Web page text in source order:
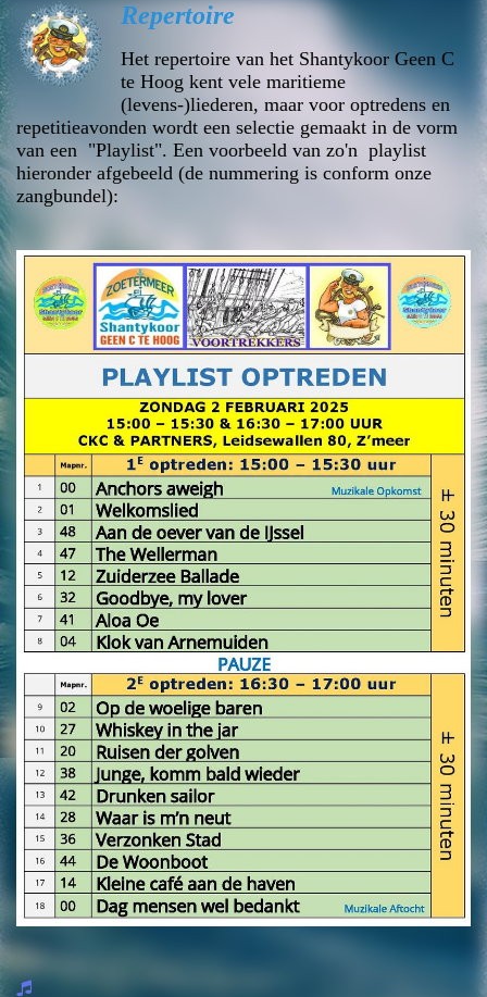
Repertoire
Het repertoire van het Shantykoor Geen C
te Hoog kent vele maritieme
(levens-)liederen, maar voor optredens en
repetitieavonden wordt een selectie gemaakt in de vorm
van een "Playlist". Een voorbeeld van zo'n playlist
hieronder afgebeeld (de nummering is conform onze
zangbundel):